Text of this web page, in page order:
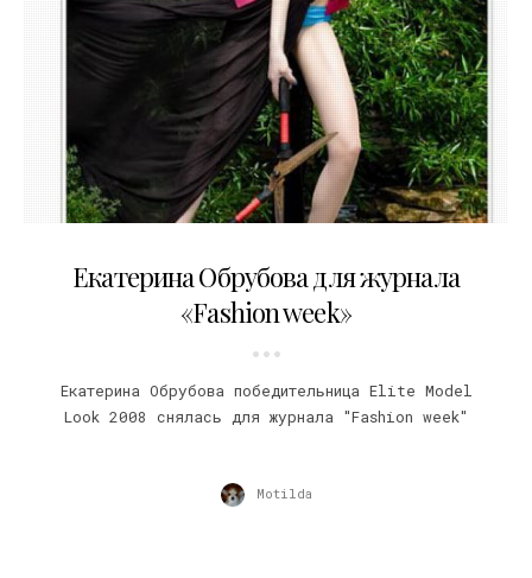
Екатерина Обрубова для журнала
«Fashion week»
Екатерина Обрубова победительница Elite Model
Look 2008 снялась для журнала "Fashion week"
Motilda